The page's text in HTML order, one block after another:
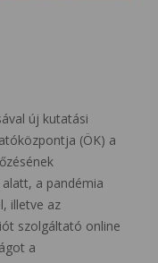
új kutatási
(ÖK) a
a pandémia
illetve az
szolgáltató online
a